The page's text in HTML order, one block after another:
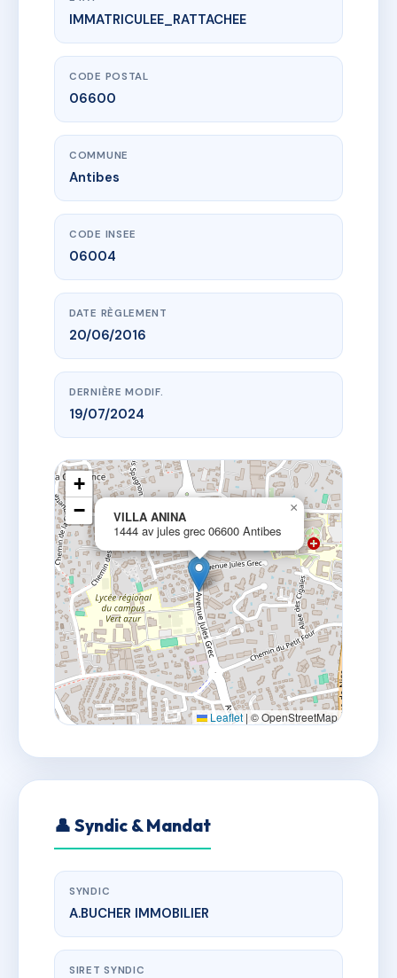
www.vme.plus/AC0096396
VILLA ANINA
1444 av jules grec
IMMATRICULEE_RATTACHEE
CODE POSTAL
06600
COMMUNE
Antibes
CODE INSEE
06004
DATE RÈGLEMENT
20/06/2016
DERNIÈRE MODIF.
19/07/2024
VILLA ANINA
1444 av jules grec 06600 Antibes
×
+
−
Leaflet | © OpenStreetMap
👤 Syndic & Mandat
SYNDIC
A.BUCHER IMMOBILIER
SIRET SYNDIC